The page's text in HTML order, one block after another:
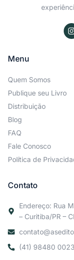
Menu
Quem Somos
Publique seu Livro
Distribuição
Blog
FAQ
Fale Conosco
Política de
Contato
Endereço: Rua
– Curitiba/PR –
(41) 98480 0023